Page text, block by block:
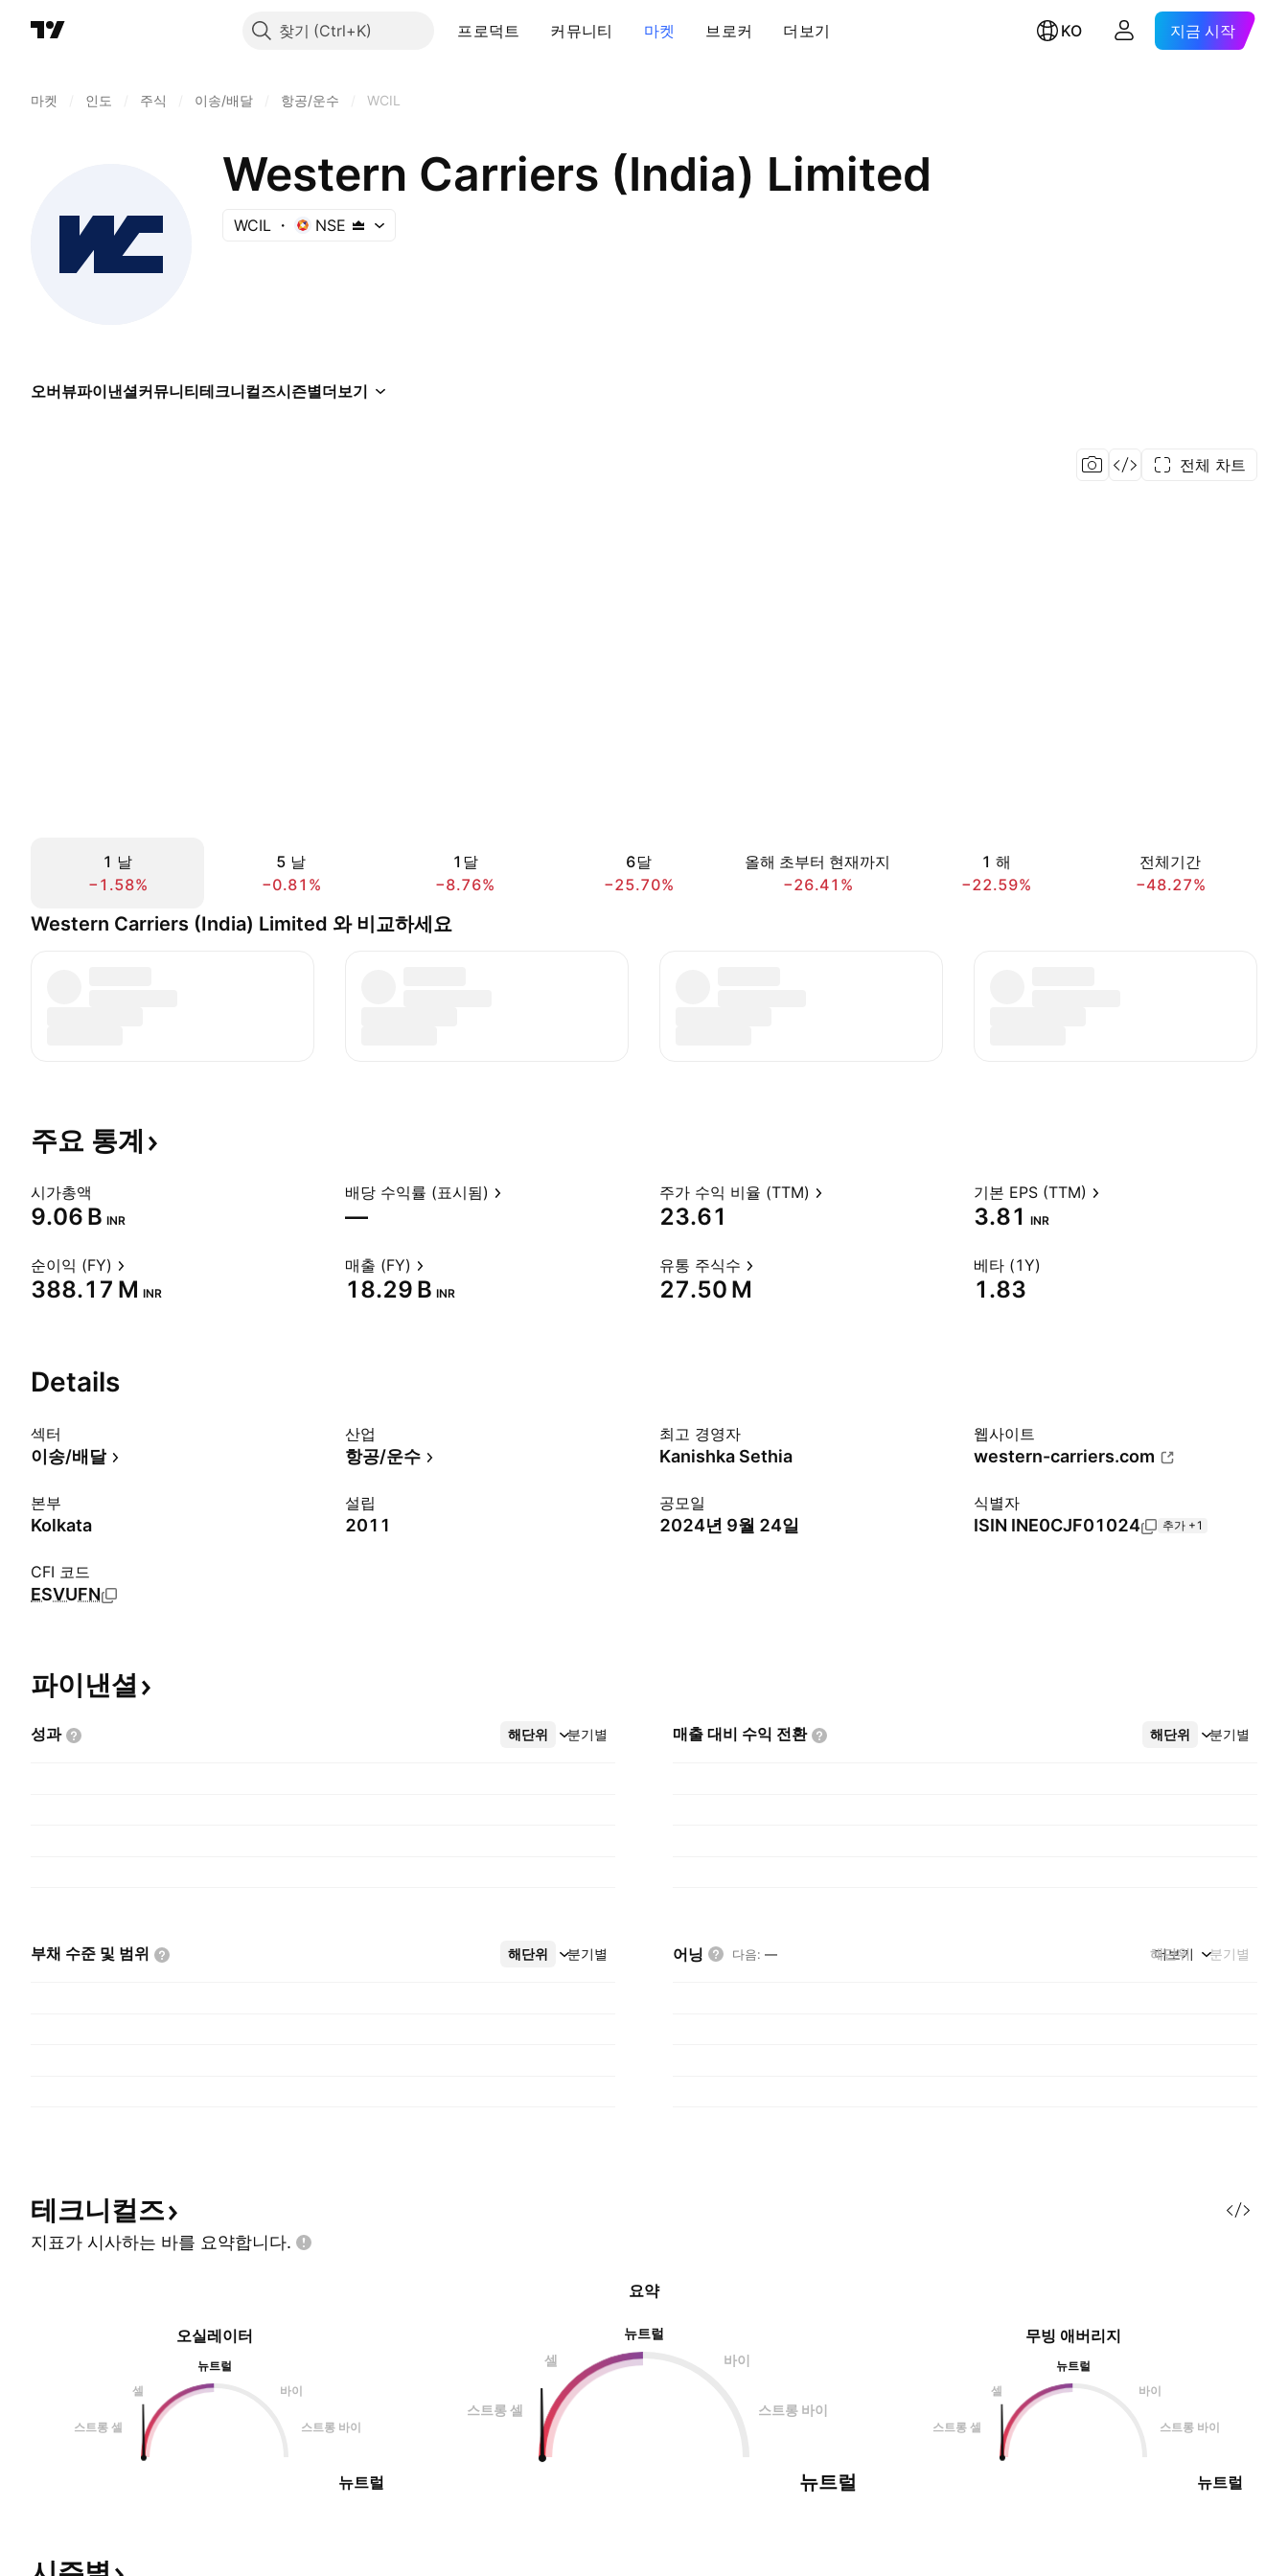
찾기 프로덕트 커뮤니티 마켓 브로커 더보기 KO 지금 시작
마켓 인도 주식 이송/배달 항공/운수 WCIL
Western Carriers (India) Limited
WCIL NSE
오버뷰파이낸셜커뮤니티테크니컬즈시즌별더보기
전체 차트
1 날
−1.58%
5 날
−0.81%
1달
−8.76%
6달
−25.70%
올해 초부터 현재까지
−26.41%
1 해
−22.59%
전체기간
−48.27%
Western Carriers (India) Limited 와 비교하세요
주요 통계
시가총액
‪9.06 B‬ INR
배당 수익률 (표시됨)
—
주가 수익 비율 (TTM)
23.61
기본 EPS (TTM)
3.81 INR
순이익 (FY)
‪388.17 M‬ INR
매출 (FY)
‪18.29 B‬ INR
유통 주식수
‪27.50 M‬
베타 (1Y)
1.83
Details
섹터
이송/배달
산업
항공/운수
최고 경영자
Kanishka Sethia
웹사이트
western-carriers.com
본부
Kolkata
설립
2011
공모일
2024년 9월 24일
식별자
ISIN INE0CJF01024 추가 +1
CFI 코드
ESVUFN
파이낸셜
성과 해단위 분기별
더보기 매출 대비 수익 전환 해단위 분기별
더보기
부채 수준 및 범위 해단위 분기별
더보기 어닝 다음: — 해단위 분기별
더보기
테크니컬즈
지표가 시사하는 바를 요약합니다.
오실레이터
뉴트럴
셀
바이
스트롱 셀 스트롱 바이
뉴트럴
요약
뉴트럴
셀
바이
스트롱 셀 스트롱 바이
뉴트럴
무빙 애버리지
뉴트럴
셀
바이
스트롱 셀 스트롱 바이
뉴트럴